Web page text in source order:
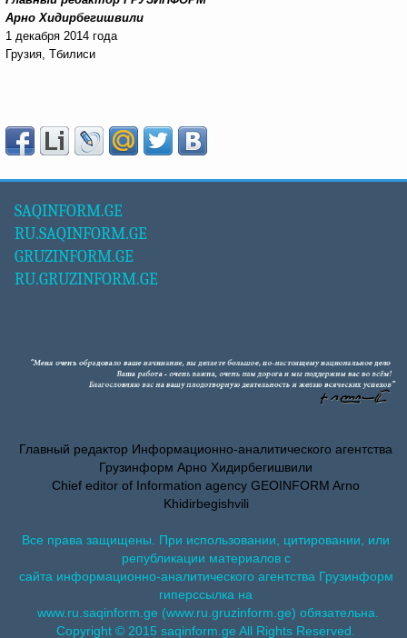
Арно Хидирбегишвили
1 декабря 2014 года
Грузия, Тбилиси
SAQINFORM.GE
RU.SAQINFORM.GE
GRUZINFORM.GE
RU.GRUZINFORM.GE
Главный редактор Информационно-аналитического агентства
Грузинформ Арно Хидирбегишвили
Chief editor of Information agency GEOINFORM Arno
Khidirbegishvili
Все права защищены. При использовании, цитировании, или
републикации материалов с
сайта информационно-аналитического агентства Грузинформ
гиперссылка на
www.ru.saqinform.ge (www.ru.gruzinform.ge) обязательна.
Copyright © 2015 saqinform.ge All Rights Reserved.